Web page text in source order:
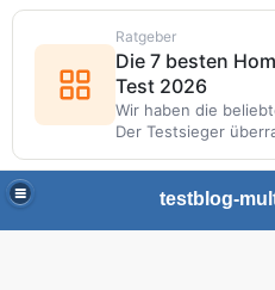
Ratgeber
Die 7 besten
Test 2026
Wir haben die
Der Testsieger